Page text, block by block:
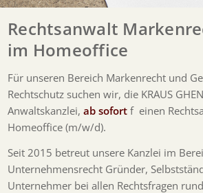
Rechtsanwalt
im Homeoffice
Für unseren Bereich Markenrecht und
Rechtschutz suchen wir, die KRAUS
Anwaltskanzlei,ab sofort f einen
Homeoffice (m/w/d).
Seit 2015 betreut unsere Kanzlei im
Unternehmensrecht Gründer,
Unternehmer bei allen Rechtsfragen